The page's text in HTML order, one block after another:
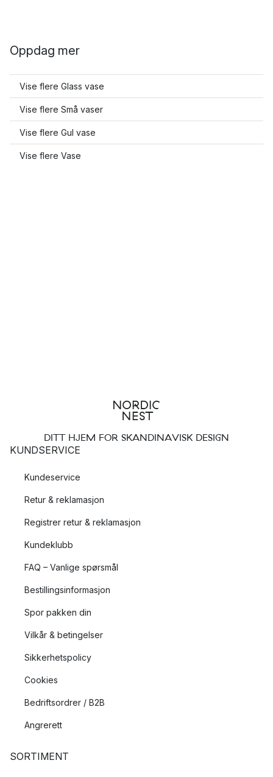
Oppdag mer
Vise flere Glass vase
Vise flere Små vaser
Vise flere Gul vase
Vise flere Vase
DITT HJEM FOR SKANDINAVISK DESIGN
KUNDSERVICE
Kundeservice
Retur & reklamasjon
Registrer retur & reklamasjon
Kundeklubb
FAQ – Vanlige spørsmål
Bestillingsinformasjon
Spor pakken din
Vilkår & betingelser
Sikkerhetspolicy
Cookies
Bedriftsordrer / B2B
Angrerett
SORTIMENT